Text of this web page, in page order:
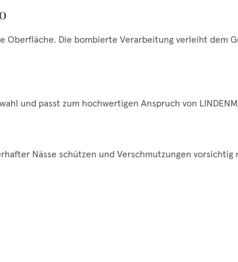
Oberfläche. Die bombierte Verarbeitung verleiht dem
und passt zum hochwertigen Anspruch von
Nässe schützen und Verschmutzungen vorsichtig